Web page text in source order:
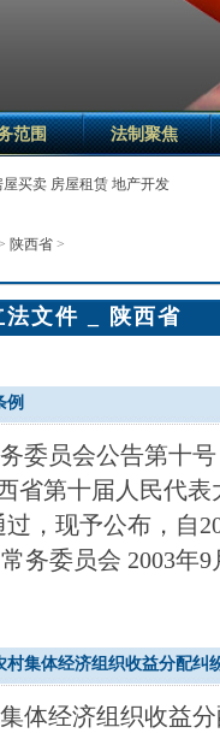
范围 法制聚焦
屋买卖 房屋租赁 地产开发
陕西省 >
文件 _ 陕西省
例
委员会公告第十
省第十届人民代
，现予公布，自
务委员会 2003年
村集体经济组织收益分配纠
体经济组织收益